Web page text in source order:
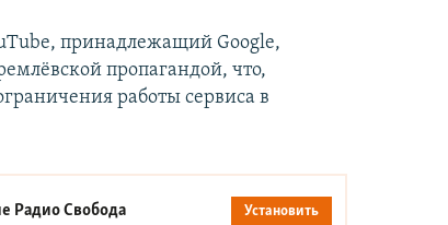
принадлежащий Google,
пропагандой, что,
работы сервиса в
Радио Свобода Установить